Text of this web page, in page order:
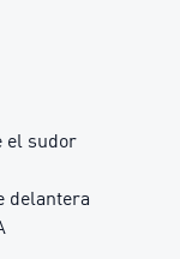
el sudor
delantera